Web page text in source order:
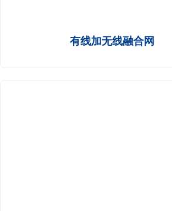
有线加无线融合网